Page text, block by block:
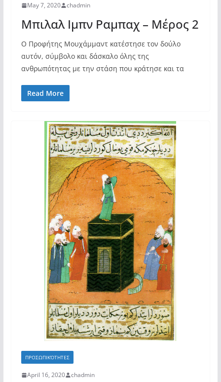
May 7, 2020 chadmin
Μπιλαλ Ιμπν Ραμπαχ – Μέρος 2
O Προφήτης Μουχάμμαντ κατέστησε τον δούλο
αυτόν, σύμβολο και δάσκαλο όλης της
ανθρωπότητας με την στάση που κράτησε και τα
Read More
ΠΡΟΣΩΠΙΚΌΤΗΤΕΣ
April 16, 2020 chadmin